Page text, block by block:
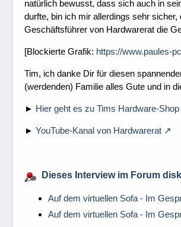
natürlich bewusst, dass sich auch in
durfte, bin ich mir allerdings sehr
Geschäftsführer von Hardwarerat die
[Blockierte Grafik: https://www.paules-
Tim, ich danke Dir für diesen
(werdenden) Familie alles Gute und in
► Hier geht es zu Tims Hardware-
► YouTube-Kanal von Hardwarerat
Dieses Interview im Forum
Auf dem virtuellen Sofa - Im
Auf dem virtuellen Sofa - Im